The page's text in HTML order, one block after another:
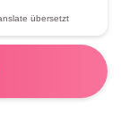
übersetzt